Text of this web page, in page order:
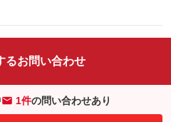
るお問い合わせ
1件の問い合わせあり